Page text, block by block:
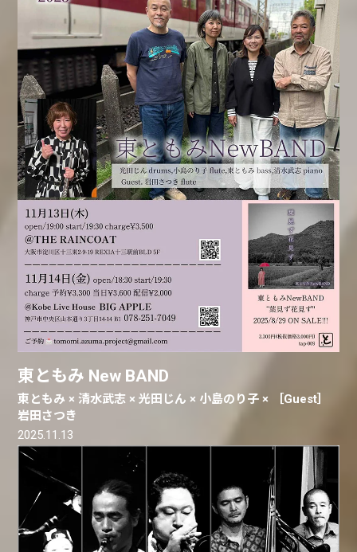
東ともみ New BAND
東ともみ × 清水武志 × 光田じん × 小島のり子 × ［Guest］
岩田さつき
2025.11.13